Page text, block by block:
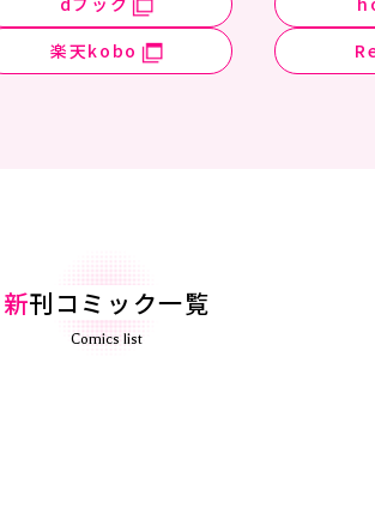
楽天kobo
新刊コミック一覧
Comics list